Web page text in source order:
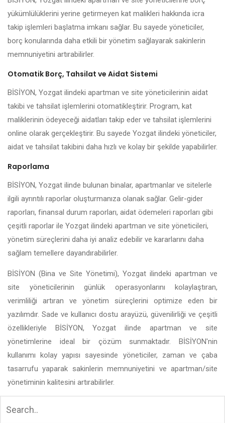
yükümlülüklerini yerine getirmeyen kat malikleri hakkında icra
takip işlemleri başlatma imkanı sağlar. Bu sayede yöneticiler,
borç konularında daha etkili bir yönetim sağlayarak sakinlerin
memnuniyetini artırabilirler.
Otomatik Borç, Tahsilat ve Aidat Sistemi
BİSİYON, Yozgat ilindeki apartman ve site yöneticilerinin aidat
takibi ve tahsilat işlemlerini otomatikleştirir. Program, kat
maliklerinin ödeyeceği aidatları takip eder ve tahsilat işlemlerini
online olarak gerçekleştirir. Bu sayede Yozgat ilindeki yöneticiler,
aidat ve tahsilat takibini daha hızlı ve kolay bir şekilde yapabilirler.
Raporlama
BİSİYON, Yozgat ilinde bulunan binalar, apartmanlar ve sitelerle
ilgili ayrıntılı raporlar oluşturmanıza olanak sağlar. Gelir-gider
raporları, finansal durum raporları, aidat ödemeleri raporları gibi
çeşitli raporlar ile Yozgat ilindeki apartman ve site yöneticileri,
yönetim süreçlerini daha iyi analiz edebilir ve kararlarını daha
sağlam temellere dayandırabilirler.
BİSİYON (Bina ve Site Yönetimi), Yozgat ilindeki apartman ve
site yöneticilerinin günlük operasyonlarını kolaylaştıran,
verimliliği artıran ve yönetim süreçlerini optimize eden bir
yazılımdır. Sade ve kullanıcı dostu arayüzü, güvenilirliği ve çeşitli
özellikleriyle BİSİYON, Yozgat ilinde apartman ve site
yönetimlerine ideal bir çözüm sunmaktadır. BİSİYON'nin
kullanımı kolay yapısı sayesinde yöneticiler, zaman ve çaba
tasarrufu yaparak sakinlerin memnuniyetini ve apartman/site
yönetiminin kalitesini artırabilirler.